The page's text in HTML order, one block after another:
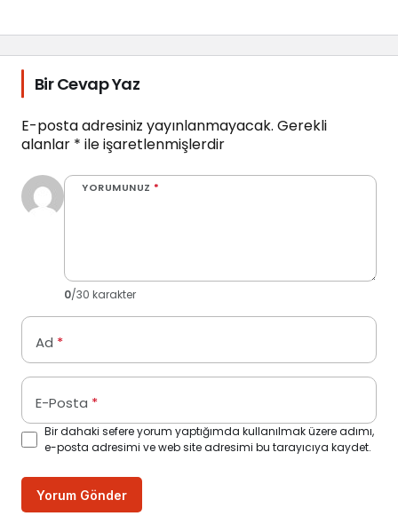
Bir Cevap Yaz
E-posta adresiniz yayınlanmayacak. Gerekli
alanlar * ile işaretlenmişlerdir
YORUMUNUZ *
0/30 karakter
Ad *
E-Posta *
Bir dahaki sefere yorum yaptığımda kullanılmak üzere adımı,
e-posta adresimi ve web site adresimi bu tarayıcıya kaydet.
Yorum Gönder